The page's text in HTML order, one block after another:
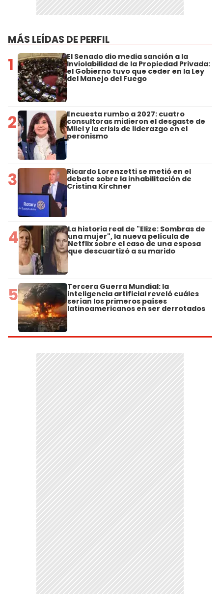
MÁS LEÍDAS DE PERFIL
1 El Senado dio media sanción a la
Inviolabilidad de la Propiedad Privada:
el Gobierno tuvo que ceder en la Ley
del Manejo del Fuego
2 Encuesta rumbo a 2027: cuatro
consultoras midieron el desgaste de
Milei y la crisis de liderazgo en el
peronismo
3 Ricardo Lorenzetti se metió en el
debate sobre la inhabilitación de
Cristina Kirchner
4 La historia real de "Elize: Sombras de
una mujer", la nueva película de
Netflix sobre el caso de una esposa
que descuartizó a su marido
5 Tercera Guerra Mundial: la
inteligencia artificial reveló cuáles
serían los primeros países
latinoamericanos en ser derrotados